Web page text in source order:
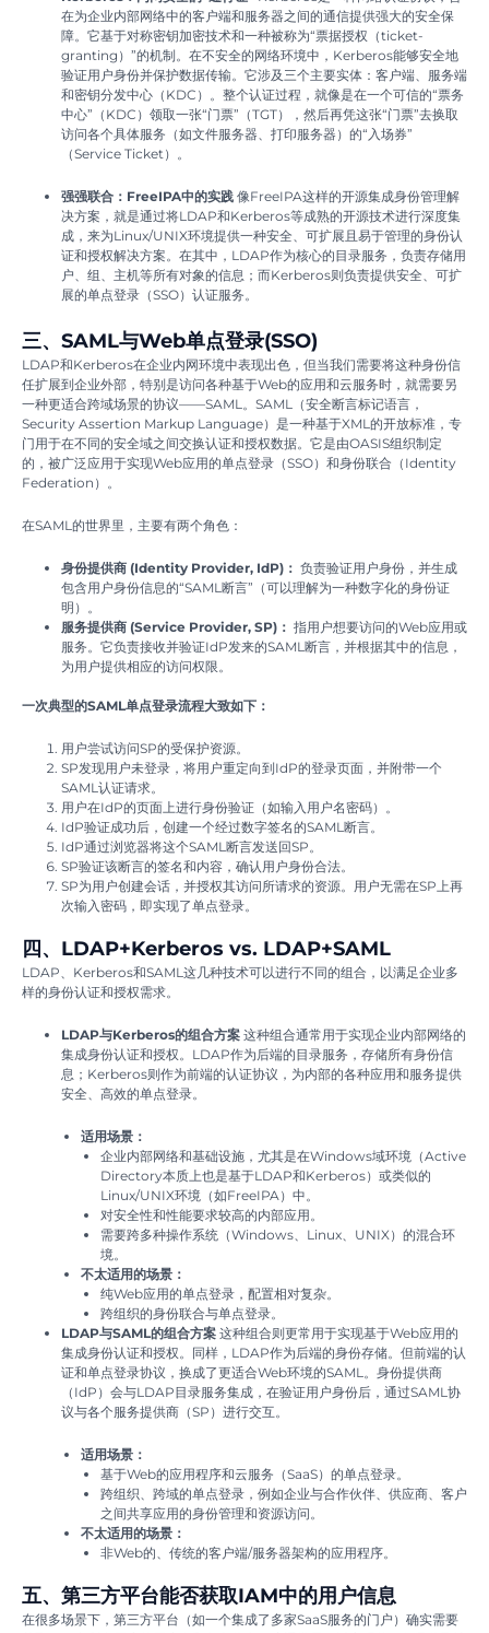
在为企业内部网络中的客户端和服务器之间的通信提供强大的安全保
障。它基于对称密钥加密技术和一种被称为“票据授权（ticket-
granting）”的机制。在不安全的网络环境中，Kerberos能够安全地
验证用户身份并保护数据传输。它涉及三个主要实体：客户端、服务端
和密钥分发中心（KDC）。整个认证过程，就像是在一个可信的“票务
中心”（KDC）领取一张“门票”（TGT），然后再凭这张“门票”去换取
访问各个具体服务（如文件服务器、打印服务器）的“入场券”
（Service Ticket）。
强强联合：FreeIPA中的实践 像FreeIPA这样的开源集成身份管理解
决方案，就是通过将LDAP和Kerberos等成熟的开源技术进行深度集
成，来为Linux/UNIX环境提供一种安全、可扩展且易于管理的身份认
证和授权解决方案。在其中，LDAP作为核心的目录服务，负责存储用
户、组、主机等所有对象的信息；而Kerberos则负责提供安全、可扩
展的单点登录（SSO）认证服务。
三、SAML与Web单点登录(SSO)
LDAP和Kerberos在企业内网环境中表现出色，但当我们需要将这种身份信
任扩展到企业外部，特别是访问各种基于Web的应用和云服务时，就需要另
一种更适合跨域场景的协议——SAML。SAML（安全断言标记语言，
Security Assertion Markup Language）是一种基于XML的开放标准，专
门用于在不同的安全域之间交换认证和授权数据。它是由OASIS组织制定
的，被广泛应用于实现Web应用的单点登录（SSO）和身份联合（Identity
Federation）。
在SAML的世界里，主要有两个角色：
身份提供商 (Identity Provider, IdP)： 负责验证用户身份，并生成
包含用户身份信息的“SAML断言”（可以理解为一种数字化的身份证
明）。
服务提供商 (Service Provider, SP)： 指用户想要访问的Web应用或
服务。它负责接收并验证IdP发来的SAML断言，并根据其中的信息，
为用户提供相应的访问权限。
一次典型的SAML单点登录流程大致如下：
用户尝试访问SP的受保护资源。
SP发现用户未登录，将用户重定向到IdP的登录页面，并附带一个
SAML认证请求。
用户在IdP的页面上进行身份验证（如输入用户名密码）。
IdP验证成功后，创建一个经过数字签名的SAML断言。
IdP通过浏览器将这个SAML断言发送回SP。
SP验证该断言的签名和内容，确认用户身份合法。
SP为用户创建会话，并授权其访问所请求的资源。用户无需在SP上再
次输入密码，即实现了单点登录。
四、LDAP+Kerberos vs. LDAP+SAML
LDAP、Kerberos和SAML这几种技术可以进行不同的组合，以满足企业多
样的身份认证和授权需求。
LDAP与Kerberos的组合方案 这种组合通常用于实现企业内部网络的
集成身份认证和授权。LDAP作为后端的目录服务，存储所有身份信
息；Kerberos则作为前端的认证协议，为内部的各种应用和服务提供
安全、高效的单点登录。
适用场景：
企业内部网络和基础设施，尤其是在Windows域环境（Active
Directory本质上也是基于LDAP和Kerberos）或类似的
Linux/UNIX环境（如FreeIPA）中。
对安全性和性能要求较高的内部应用。
需要跨多种操作系统（Windows、Linux、UNIX）的混合环
境。
不太适用的场景：
纯Web应用的单点登录，配置相对复杂。
跨组织的身份联合与单点登录。
LDAP与SAML的组合方案 这种组合则更常用于实现基于Web应用的
集成身份认证和授权。同样，LDAP作为后端的身份存储。但前端的认
证和单点登录协议，换成了更适合Web环境的SAML。身份提供商
（IdP）会与LDAP目录服务集成，在验证用户身份后，通过SAML协
议与各个服务提供商（SP）进行交互。
适用场景：
基于Web的应用程序和云服务（SaaS）的单点登录。
跨组织、跨域的单点登录，例如企业与合作伙伴、供应商、客户
之间共享应用的身份管理和资源访问。
不太适用的场景：
非Web的、传统的客户端/服务器架构的应用程序。
五、第三方平台能否获取IAM中的用户信息
在很多场景下，第三方平台（如一个集成了多家SaaS服务的门户）确实需要